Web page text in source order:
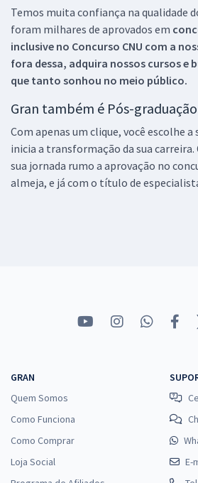
Temos muita confiança na qualidade
foram milhares de aprovados em
inclusive no Concurso CNU com a
fora dessa, adquira nossos cursos e
que tanto sonhou no meio público.
Gran também é Pós-graduação
Com apenas um clique, você escolhe a
inicia a transformação da sua
sua jornada rumo a aprovação no
almeja, e já com o título de
GRAN
Quem Somos
Como Funciona
Como Comprar
Loja Social
E-